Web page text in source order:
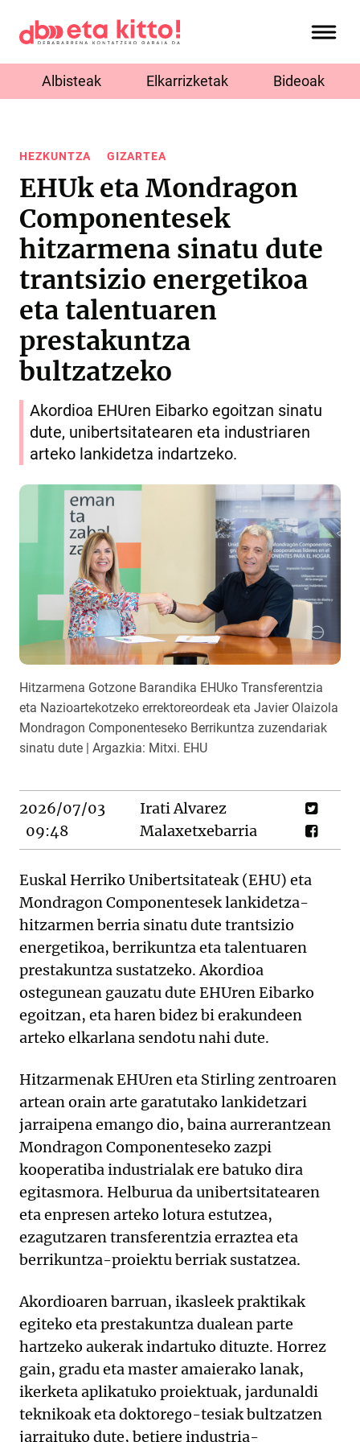
Albisteak Elkarrizketak Bideoak
HEZKUNTZA GIZARTEA
EHUk eta Mondragon
Componentesek
hitzarmena sinatu dute
trantsizio energetikoa
eta talentuaren
prestakuntza
bultzatzeko
Akordioa EHUren Eibarko egoitzan sinatu
dute, unibertsitatearen eta industriaren
arteko lankidetza indartzeko.
Hitzarmena Gotzone Barandika EHUko Transferentzia
eta Nazioartekotzeko errektoreordeak eta Javier Olaizola
Mondragon Componenteseko Berrikuntza zuzendariak
sinatu dute | Argazkia: Mitxi. EHU
2026/07/03
09:48
Irati Alvarez
Malaxetxebarria
Euskal Herriko Unibertsitateak (EHU) eta
Mondragon Componentesek lankidetza-
hitzarmen berria sinatu dute trantsizio
energetikoa, berrikuntza eta talentuaren
prestakuntza sustatzeko. Akordioa
ostegunean gauzatu dute EHUren Eibarko
egoitzan, eta haren bidez bi erakundeen
arteko elkarlana sendotu nahi dute.
Hitzarmenak EHUren eta Stirling zentroaren
artean orain arte garatutako lankidetzari
jarraipena emango dio, baina aurrerantzean
Mondragon Componenteseko zazpi
kooperatiba industrialak ere batuko dira
egitasmora. Helburua da unibertsitatearen
eta enpresen arteko lotura estutzea,
ezagutzaren transferentzia erraztea eta
berrikuntza-proiektu berriak sustatzea.
Akordioaren barruan, ikasleek praktikak
egiteko eta prestakuntza dualean parte
hartzeko aukerak indartuko dituzte. Horrez
gain, gradu eta master amaierako lanak,
ikerketa aplikatuko proiektuak, jardunaldi
teknikoak eta doktorego-tesiak bultzatzen
jarraituko dute, betiere industria-